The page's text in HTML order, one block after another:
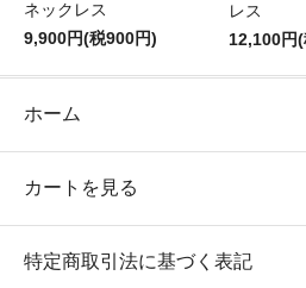
ネックレス
9,900円(税900円)
レス
12,100円
ホーム
カートを見る
特定商取引法に基づく表記